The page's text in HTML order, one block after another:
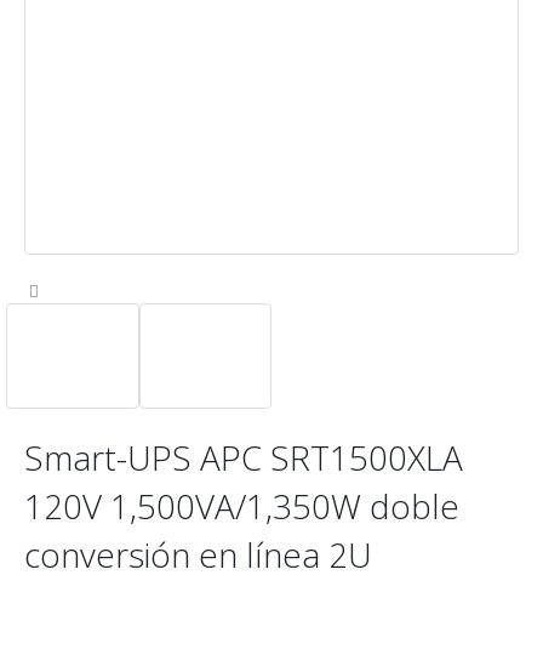
Smart-UPS APC SRT1500XLA
120V 1,500VA/1,350W doble
conversión en línea 2U